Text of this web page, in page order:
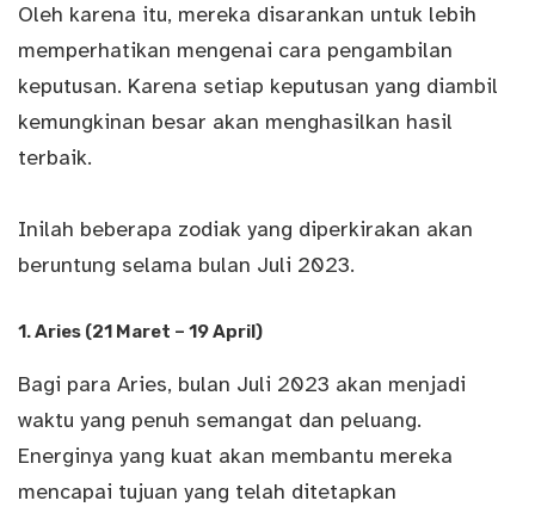
Oleh karena itu, mereka disarankan untuk lebih
memperhatikan mengenai cara pengambilan
keputusan. Karena setiap keputusan yang diambil
kemungkinan besar akan menghasilkan hasil
terbaik.
Inilah beberapa zodiak yang diperkirakan akan
beruntung selama bulan Juli 2023.
1. Aries (21 Maret – 19 April)
Bagi para Aries, bulan Juli 2023 akan menjadi
waktu yang penuh semangat dan peluang.
Energinya yang kuat akan membantu mereka
mencapai tujuan yang telah ditetapkan